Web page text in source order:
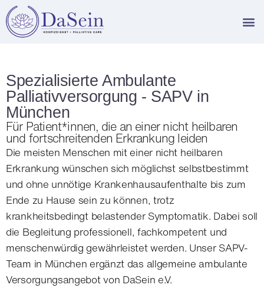
Spezialisierte Ambulante
Palliativversorgung - SAPV in
München
Für Patient*innen, die an einer nicht heilbaren
und fortschreitenden Erkrankung leiden
Die meisten Menschen mit einer nicht heilbaren
Erkrankung wünschen sich möglichst selbstbestimmt
und ohne unnötige Krankenhausaufenthalte bis zum
Ende zu Hause sein zu können, trotz
krankheitsbedingt belastender Symptomatik. Dabei soll
die Begleitung professionell, fachkompetent und
menschenwürdig gewährleistet werden. Unser SAPV-
Team in München ergänzt das allgemeine ambulante
Versorgungsangebot von DaSein e.V.